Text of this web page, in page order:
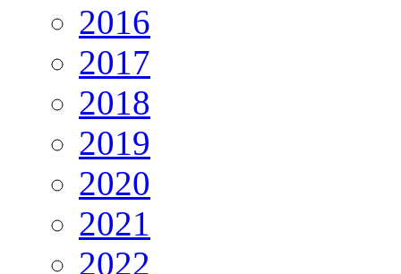
2016
2017
2018
2019
2020
2021
2022